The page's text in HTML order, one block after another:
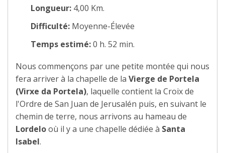
Longueur: 4,00 Km.
Difficulté: Moyenne-Élevée
Temps estimé:0 h. 52 min.
Nous commençons par une petite montée qui nous
fera arriver à la chapelle de la Vierge de Portela
(Virxe da Portela), laquelle contient la Croix de
l'Ordre de San Juan de Jerusalén puis, en suivant le
chemin de terre, nous arrivons au hameau de
Lordelooù il y a une chapelle dédiée à Santa
Isabel.